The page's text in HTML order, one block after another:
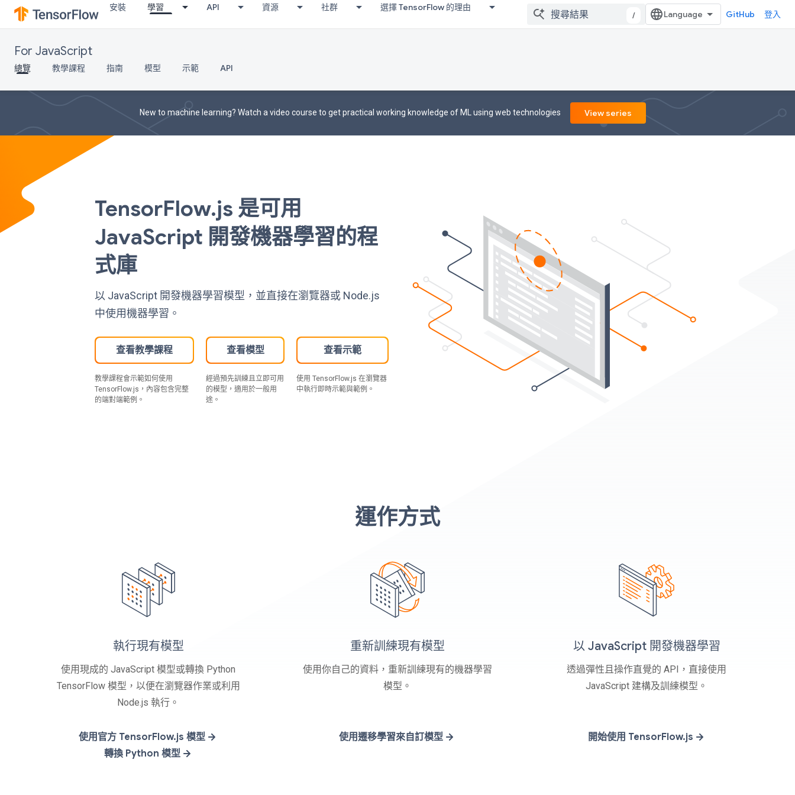
安裝 學習 API 資源 社群 選擇 TensorFlow 的理由
/ GitHub 登入
For JavaScript
總覽 教學課程 指南 模型 示範 API
New to machine learning? Watch a video course to get practical working knowledge of ML using web technologies View series
TensorFlow.js 是可用
JavaScript 開發機器學習的程
式庫
以 JavaScript 開發機器學習模型，並直接在瀏覽器或 Node.js
中使用機器學習。
查看教學課程
教學課程會示範如何使用
TensorFlow.js，內容包含完整
的端對端範例。
查看模型
經過預先訓練且立即可用
的模型，適用於一般用
途。
查看示範
使用 TensorFlow.js 在瀏覽器
中執行即時示範與範例。
運作方式
執行現有模型
使用現成的 JavaScript 模型或轉換 Python
TensorFlow 模型，以便在瀏覽器作業或利用
Node.js 執行。
使用官方 TensorFlow.js 模型
轉換 Python 模型
重新訓練現有模型
使用你自己的資料，重新訓練現有的機器學習
模型。
使用遷移學習來自訂模型
以 JavaScript 開發機器學習
透過彈性且操作直覺的 API，直接使用
JavaScript 建構及訓練模型。
開始使用 TensorFlow.js